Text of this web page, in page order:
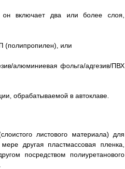
включает два или более слоя,
(полипропилен), или
алюминиевая фольга/адгезив/ПВХ
обрабатываемой в автоклаве.
листового материала) для
другая пластмассовая пленка,
посредством полиуретанового